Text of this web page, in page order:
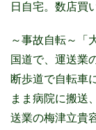
日自宅。数店買
～事故自転～「
国道で、運送業
断歩道で自転車
まま病院に搬送
送業の梅津立貴